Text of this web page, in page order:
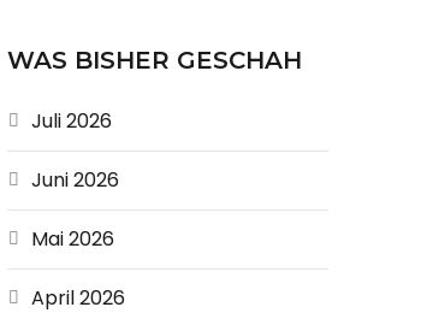
WAS BISHER GESCHAH
Juli 2026
Juni 2026
Mai 2026
April 2026